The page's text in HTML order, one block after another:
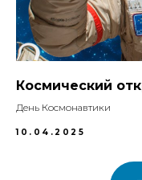
Космический
День Космонавтики
10.04.2025